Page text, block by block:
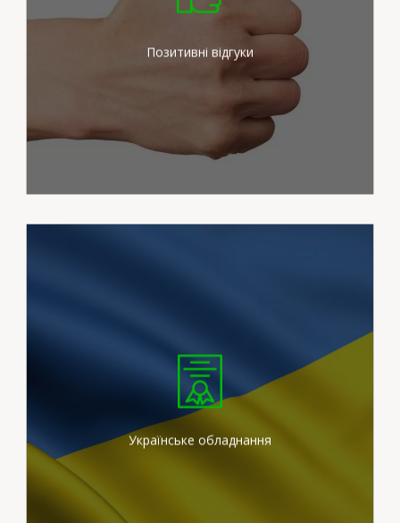
Позитивні відгуки
зусиль для задоволення
потреб наших клієнтів
Українське обладнання
Ми працюємо на
сертифікованих
штукатурних станціях
вітчизняного виробника